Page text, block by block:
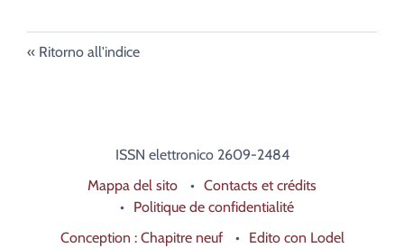
Ritorno all'indice
ISSN elettronico 2609-2484
Mappa del sito
Contacts et crédits
Politique de confidentialité
Conception : Chapitre neuf
Edito con Lodel